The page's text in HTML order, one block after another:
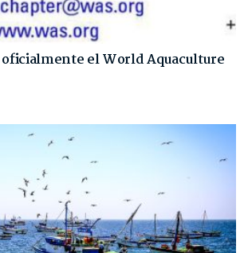
el World Aquaculture